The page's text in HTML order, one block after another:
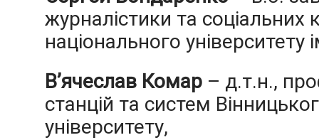
журналістики та соціальних
національного університету
В’ячеслав Комар – д.т.н.,
станцій та систем
університету,